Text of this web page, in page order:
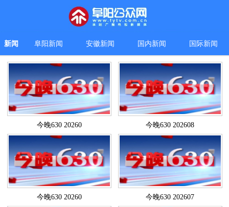
新闻 阜阳新闻 安徽新闻 国内新闻 国际新闻
今晚630 20260 今晚630 202608
今晚630 20260 今晚630 202607